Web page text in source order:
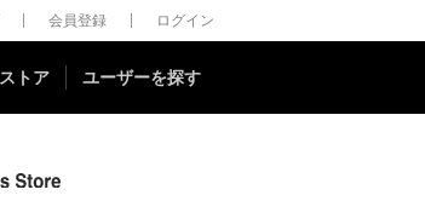
会員登録 ログイン
ストア ユーザーを探す